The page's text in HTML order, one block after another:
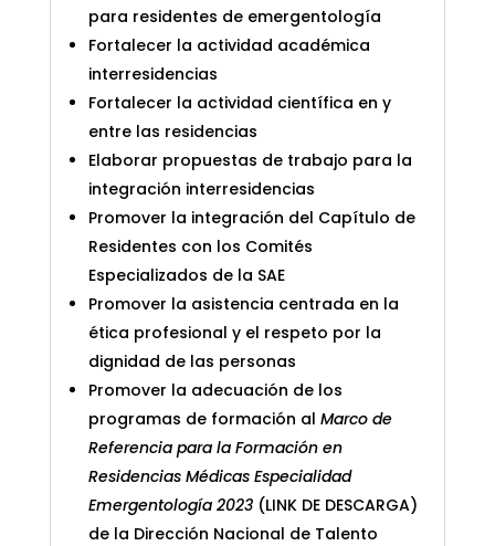
para residentes de emergentología
Fortalecer la actividad académica
interresidencias
Fortalecer la actividad científica en y
entre las residencias
Elaborar propuestas de trabajo para la
integración interresidencias
Promover la integración del Capítulo de
Residentes con los Comités
Especializados de la SAE
Promover la asistencia centrada en la
ética profesional y el respeto por la
dignidad de las personas
Promover la adecuación de los
programas de formación al Marco de
Referencia para la Formación en
Residencias Médicas Especialidad
Emergentología 2023 (LINK DE DESCARGA)
de la Dirección Nacional de Talento